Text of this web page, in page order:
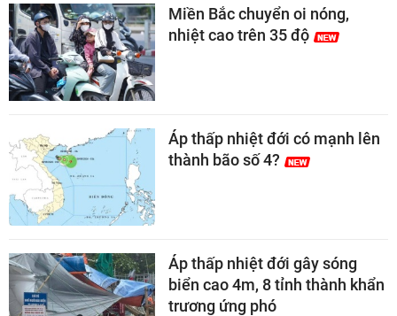
Miền Bắc chuyển oi nóng,
nhiệt cao trên 35 độ
Áp thấp nhiệt đới có mạnh lên
thành bão số 4?
Áp thấp nhiệt đới gây sóng
biển cao 4m, 8 tỉnh thành khẩn
trương ứng phó